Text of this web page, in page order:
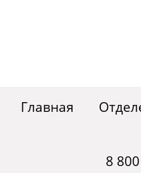
Главная
8